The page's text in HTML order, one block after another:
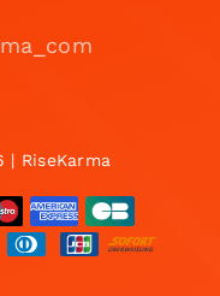
RiseKarma